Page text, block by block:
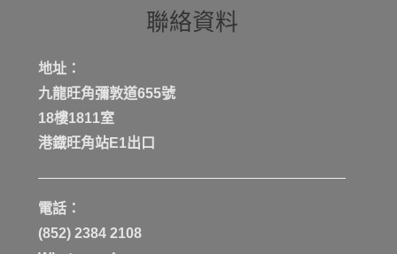
聯絡資料
地址：
九龍旺角彌敦道655號
18樓1811室
港鐡旺角站E1出口
電話：
(852) 2384 2108